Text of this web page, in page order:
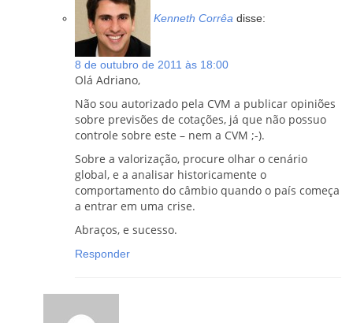
Kenneth Corrêa disse:
8 de outubro de 2011 às 18:00
Olá Adriano,
Não sou autorizado pela CVM a publicar opiniões
sobre previsões de cotações, já que não possuo
controle sobre este – nem a CVM ;-).
Sobre a valorização, procure olhar o cenário
global, e a analisar historicamente o
comportamento do câmbio quando o país começa
a entrar em uma crise.
Abraços, e sucesso.
Responder